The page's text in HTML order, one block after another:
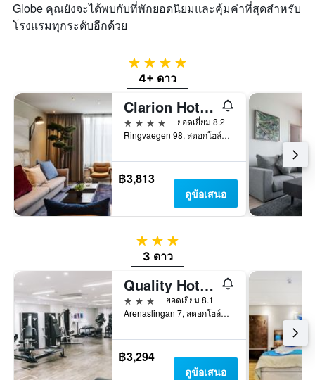
Globe คุณยังจะได้พบกับที่พักยอดนิยมและคุ้มค่าที่สุดสำหรับ
โรงแรมทุกระดับอีกด้วย
4 ดาว
4+ ดาว
Clarion Hotel Stockholm
4 ดาว
ยอดเยี่ยม 8.2
Ringvaegen 98, สตอกโฮล์ม, สตอกโฮล์ม, สวีเดน
฿3,813
ดูข้อเสนอ
3 ดาว
3 ดาว
Quality Hotel Globe
3 ดาว
ยอดเยี่ยม 8.1
Arenaslingan 7, สตอกโฮล์ม, สตอกโฮล์ม, สวีเดน
฿3,294
ดูข้อเสนอ